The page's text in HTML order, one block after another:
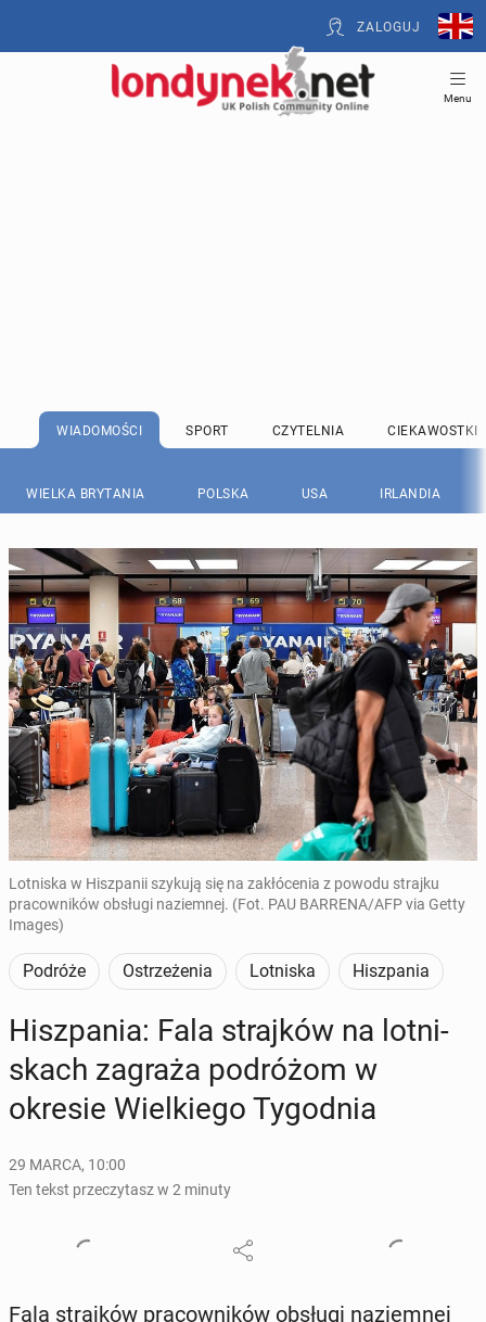
ZALOGUJ
Menu
WIADOMOŚCI SPORT CZYTELNIA CIEKAWOSTKI
WIELKA BRYTANIA POLSKA USA IRLANDIA
Lotniska w Hiszpanii szykują się na zakłócenia z powodu strajku
pracowników obsługi naziemnej. (Fot. PAU BARRENA/AFP via Getty
Images)
Podróże Ostrzeżenia Lotniska Hiszpania
Hisz­pa­nia: Fala straj­ków na lot­ni­
skach zagraża po­dró­żom w
okresie Wiel­kie­go Ty­go­dnia
29 MARCA, 10:00
Ten tekst przeczytasz w 2 minuty
Fala straj­ków pra­cow­ni­ków obsługi na­ziem­nej